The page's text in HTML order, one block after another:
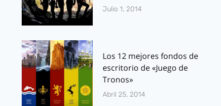
Julio 1, 2014
Los 12 mejores fondos de
escritorio de «Juego de
Tronos»
Abril 25, 2014